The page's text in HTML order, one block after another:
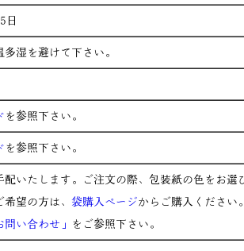
日
湿を避けて下さい。
を参照下さい。
を参照下さい。
配いたします。ご注文の際、包装紙の色をお選
希望の方は、 袋購入ページからご購入ください
問い合わせ」 をご参照下さい。